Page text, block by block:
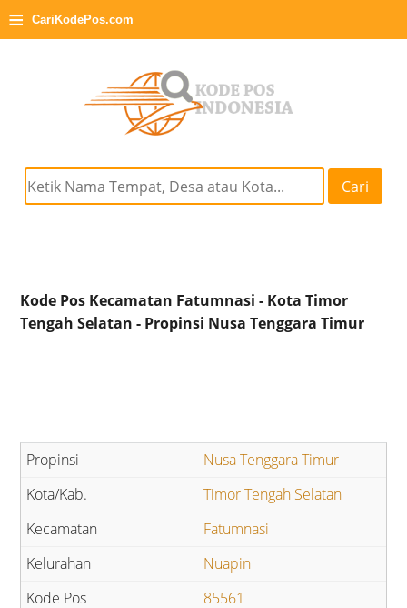
≡ CariKodePos.com
Cari
Kode Pos Kecamatan Fatumnasi - Kota Timor
Tengah Selatan - Propinsi Nusa Tenggara Timur
Nusa Tenggara Timur
Timor Tengah Selatan
Fatumnasi
Nuapin
85561